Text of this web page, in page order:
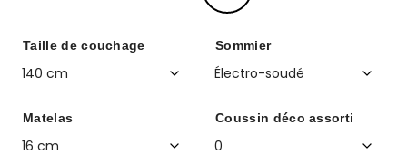
Taille de couchage Sommier
Matelas Coussin déco assorti